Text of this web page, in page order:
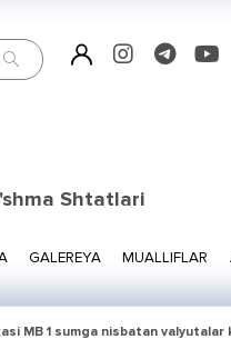
Shtatlari
GALEREYA MUALLIFLAR
MB 1 sumga nisbatan valyutalar